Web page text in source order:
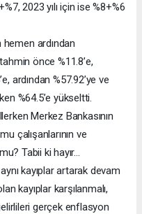
2023 yılı için ise %8+%6
ardından
önce %11.8’e,
ardından %57.92’ye ve
%64.5’e yükseltti.
Merkez Bankasının
çalışanlarının ve
Tabii ki hayır…
kayıplar artarak devam
kayıplar karşılanmalı,
gerçek enflasyon